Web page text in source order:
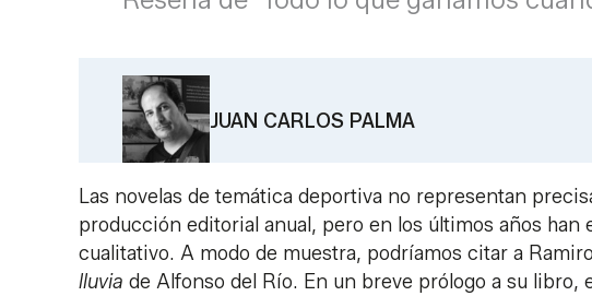
JUAN CARLOS PALMA
Las novelas de temática deportiva no representan
producción editorial anual, pero en los últimos años
cualitativo. A modo de muestra, podríamos citar a
lluvia de Alfonso del Río. En un breve prólogo a su libro,